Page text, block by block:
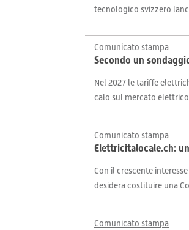
tecnologico svizzero
Comunicato stampa
Secondo un
Nel 2027 le tariffe
calo sul mercato
Comunicato stampa
Elettricitalocale.ch:
Con il crescente
desidera costituire una
Comunicato stampa